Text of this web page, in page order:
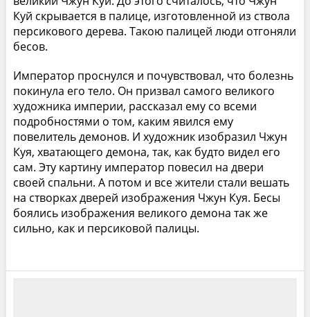
Куй скрывается в палице, изготовленной из ствола
персикового дерева. Такою палицей люди отгоняли
бесов.
Император проснулся и почувствовал, что болезнь
покинула его тело. Он призвал самого великого
художника империи, рассказал ему со всеми
подробностями о том, каким явился ему
повелитель демонов. И художник изобразил Чжун
Куя, хватающего демона, так, как будто видел его
сам. Эту картину император повесил на двери
своей спальни. А потом и все жители стали вешать
на створках дверей изображения Чжун Куя. Бесы
боялись изображения великого демона так же
сильно, как и персиковой палицы.